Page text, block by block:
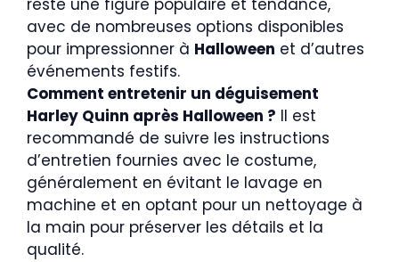
reste une figure populaire et tendance,
avec de nombreuses options disponibles
pour impressionner à Halloween et d’autres
événements festifs.
Comment entretenir un déguisement
Harley Quinn après Halloween ? Il est
recommandé de suivre les instructions
d’entretien fournies avec le costume,
généralement en évitant le lavage en
machine et en optant pour un nettoyage à
la main pour préserver les détails et la
qualité.